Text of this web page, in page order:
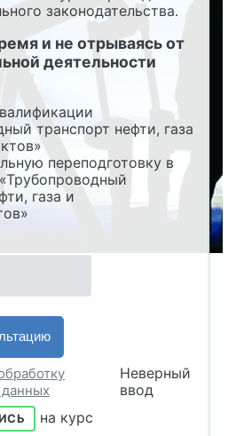
законодательства.
и не отрываясь от
деятельности
транспорт нефти, газа
переподготовку в
газа и
Неверный
ввод
на курс